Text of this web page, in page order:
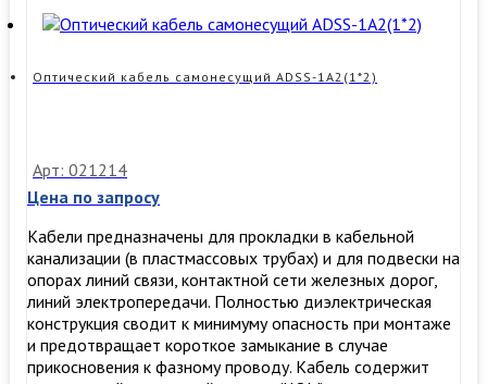
G657.А1
0,8кН
подвесной,
Оптический кабель самонесущий ADSS-1А2(1*2)
Арт: 021214
Цена по запросу
Кабели предназначены для прокладки в кабельной
канализации (в пластмассовых трубах) и для подвески на
опорах линий связи, контактной сети железных дорог,
линий электропередачи. Полностью диэлектрическая
конструкция сводит к минимуму опасность при монтаже
и предотвращает короткое замыкание в случае
прикосновения к фазному проводу. Кабель содержит